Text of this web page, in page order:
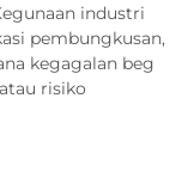
industri
pembungkusan,
kegagalan beg
risiko